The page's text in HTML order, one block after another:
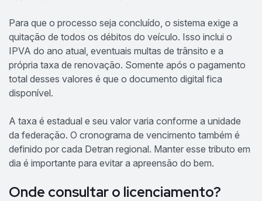
Para que o processo seja concluído, o sistema exige a
quitação de todos os débitos do veículo. Isso inclui o
IPVA do ano atual, eventuais multas de trânsito e a
própria taxa de renovação. Somente após o pagamento
total desses valores é que o documento digital fica
disponível.
A taxa é estadual e seu valor varia conforme a unidade
da federação. O cronograma de vencimento também é
definido por cada Detran regional. Manter esse tributo em
dia é importante para evitar a apreensão do bem.
Onde consultar o licenciamento?